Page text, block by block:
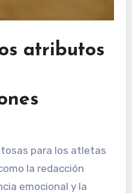
atributos
para los atletas
la redacción
emocional y la